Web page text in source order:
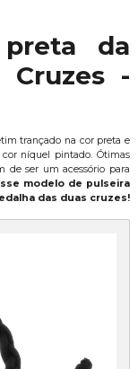
preta da
Cruzes -
trançado na cor preta e
níquel pintado. Ótimas
de ser um acessório para
modelo de pulseira
das duas cruzes!